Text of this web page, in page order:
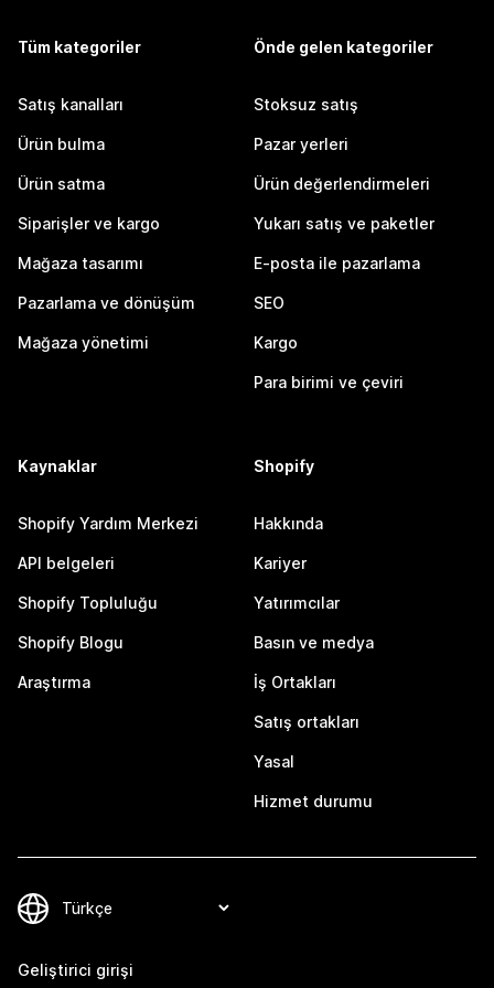
Tüm kategoriler
Satış kanalları
Ürün bulma
Ürün satma
Siparişler ve kargo
Mağaza tasarımı
Pazarlama ve dönüşüm
Mağaza yönetimi
Önde gelen kategoriler
Stoksuz satış
Pazar yerleri
Ürün değerlendirmeleri
Yukarı satış ve paketler
E-posta ile pazarlama
SEO
Kargo
Para birimi ve çeviri
Kaynaklar
Shopify Yardım Merkezi
API belgeleri
Shopify Topluluğu
Shopify Blogu
Araştırma
Shopify
Hakkında
Kariyer
Yatırımcılar
Basın ve medya
İş Ortakları
Satış ortakları
Yasal
Hizmet durumu
Geliştirici girişi